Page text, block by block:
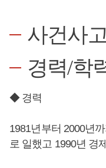
사건사
경력/학
◆ 경력
1981년부터 2000년
로 일했고 1990년 경